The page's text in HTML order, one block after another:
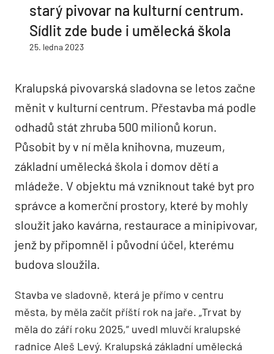
starý pivovar na kulturní centrum.
Sídlit zde bude i umělecká škola
25. ledna 2023
Kralupská pivovarská sladovna se letos začne
měnit v kulturní centrum. Přestavba má podle
odhadů stát zhruba 500 milionů korun.
Působit by v ní měla knihovna, muzeum,
základní umělecká škola i domov dětí a
mládeže. V objektu má vzniknout také byt pro
správce a komerční prostory, které by mohly
sloužit jako kavárna, restaurace a minipivovar,
jenž by připomněl i původní účel, kterému
budova sloužila.
Stavba ve sladovně, která je přímo v centru
města, by měla začít příští rok na jaře. „Trvat by
měla do září roku 2025,“ uvedl mluvčí kralupské
radnice Aleš Levý. Kralupská základní umělecká